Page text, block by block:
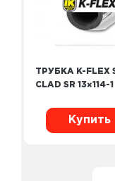
ТРУБКА K-FLEX
CLAD SR 13×114-1
Купить